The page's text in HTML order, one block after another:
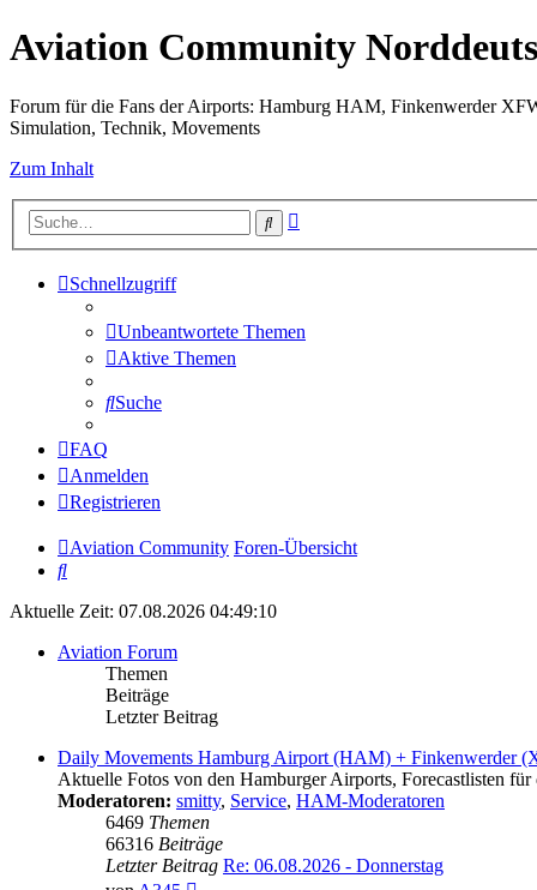
Aviation Community
Forum für die Fans der Airports: Hamburg HAM, Finkenwerder
Simulation, Technik, Movements
Zum Inhalt
Suche
Schnellzugriff
Unbeantwortete Themen
Aktive Themen
Suche
FAQ
Anmelden
Registrieren
Aviation Community Foren-Übersicht
Suche
Aktuelle Zeit: 07.08.2026 04:49:10
Aviation Forum
Themen
Beiträge
Letzter Beitrag
Daily Movements Hamburg Airport (HAM) + Finkenwerder
Aktuelle Fotos von den Hamburger Airports, Forecastlisten
Moderatoren: smitty, Service, HAM-Moderatoren
6469 Themen
66316 Beiträge
Letzter Beitrag Re: 06.08.2026 - Donnerstag